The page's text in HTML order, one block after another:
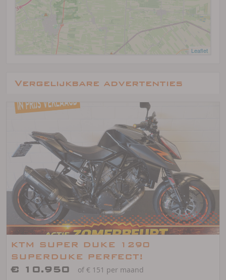
Leaflet
Vergelijkbare advertenties
KTM SUPER DUKE 1290
SUPERDUKE PERFECT!
€ 10.950
of € 151 per maand